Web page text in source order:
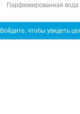
Парфюмированная вода
Войдите, чтобы увидеть